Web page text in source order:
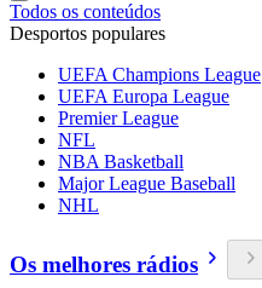
Todos os conteúdos
Desportos populares
UEFA Champions League
UEFA Europa League
Premier League
NFL
NBA Basketball
Major League Baseball
NHL
Os melhores rádios